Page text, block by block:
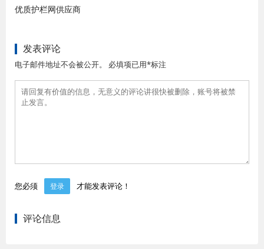
优质护栏网供应商
发表评论
电子邮件地址不会被公开。 必填项已用*标注
您必须 登录 才能发表评论！
评论信息